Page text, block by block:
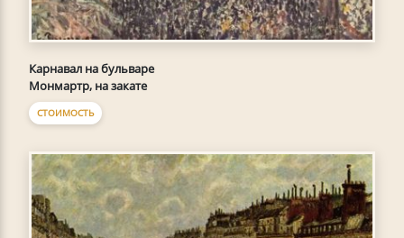
Карнавал на бульваре
Монмартр, на закате
СТОИМОСТЬ